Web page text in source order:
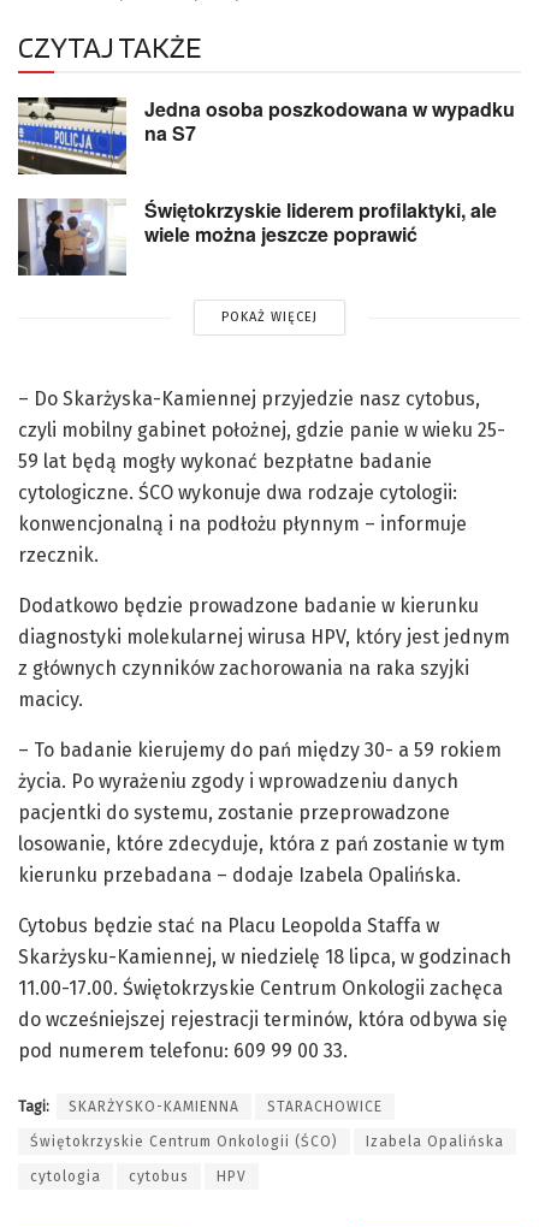
CZYTAJ TAKŻE
Jedna osoba poszkodowana w wypadku
na S7
Świętokrzyskie liderem profilaktyki, ale
wiele można jeszcze poprawić
POKAŻ WIĘCEJ
– Do Skarżyska-Kamiennej przyjedzie nasz cytobus,
czyli mobilny gabinet położnej, gdzie panie w wieku 25-
59 lat będą mogły wykonać bezpłatne badanie
cytologiczne. ŚCO wykonuje dwa rodzaje cytologii:
konwencjonalną i na podłożu płynnym – informuje
rzecznik.
Dodatkowo będzie prowadzone badanie w kierunku
diagnostyki molekularnej wirusa HPV, który jest jednym
z głównych czynników zachorowania na raka szyjki
macicy.
– To badanie kierujemy do pań między 30- a 59 rokiem
życia. Po wyrażeniu zgody i wprowadzeniu danych
pacjentki do systemu, zostanie przeprowadzone
losowanie, które zdecyduje, która z pań zostanie w tym
kierunku przebadana – dodaje Izabela Opalińska.
Cytobus będzie stać na Placu Leopolda Staffa w
Skarżysku-Kamiennej, w niedzielę 18 lipca, w godzinach
11.00-17.00. Świętokrzyskie Centrum Onkologii zachęca
do wcześniejszej rejestracji terminów, która odbywa się
pod numerem telefonu: 609 99 00 33.
Tagi: SKARŻYSKO-KAMIENNA STARACHOWICE
Świętokrzyskie Centrum Onkologii (ŚCO) Izabela Opalińska
cytologia cytobus HPV